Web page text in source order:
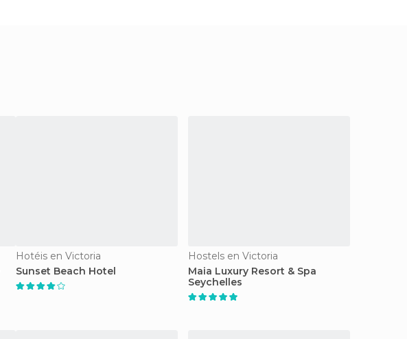
Hotéis en Victoria
Sunset Beach Hotel
Hostels en Victoria
Maia Luxury Resort & Spa
Seychelles